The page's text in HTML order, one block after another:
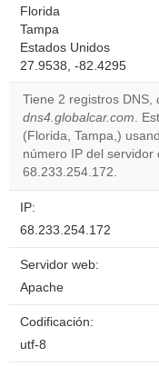
Florida
Tampa
Estados Unidos
27.9538, -82.4295
Tiene 2 registros DNS,
dns4.globalcar.com.
(Florida, Tampa,)
número IP del servidor
68.233.254.172.
IP:
68.233.254.172
Servidor web:
Apache
Codificación:
utf-8